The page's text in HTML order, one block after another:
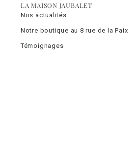
LA MAISON JAUBALET
Nos actualités
Notre boutique au 8 rue de la Paix
Témoignages